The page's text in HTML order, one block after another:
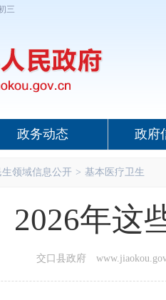
三
政务动态 政府
领域信息公开 > 基本医疗卫生
2026年这
交口县政府